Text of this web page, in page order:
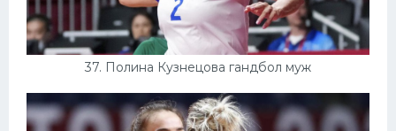
37. Полина Кузнецова гандбол муж